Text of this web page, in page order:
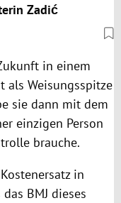
Zadić
in einem
als Weisungsspitze
sie dann mit dem
einzigen Person
brauche.
in
BMJ dieses